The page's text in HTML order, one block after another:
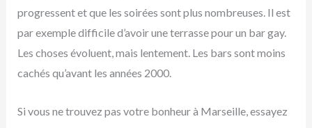
progressent et que les soirées sont plus nombreuses. Il est
par exemple difficile d’avoir une terrasse pour un bar gay.
Les choses évoluent, mais lentement. Les bars sont moins
cachés qu’avant les années 2000.
Si vous ne trouvez pas votre bonheur à Marseille, essayez